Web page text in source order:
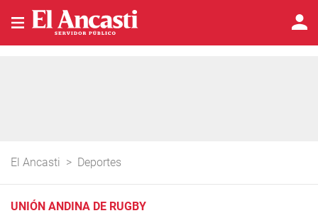
El Ancasti > Deportes
UNIÓN ANDINA DE RUGBY